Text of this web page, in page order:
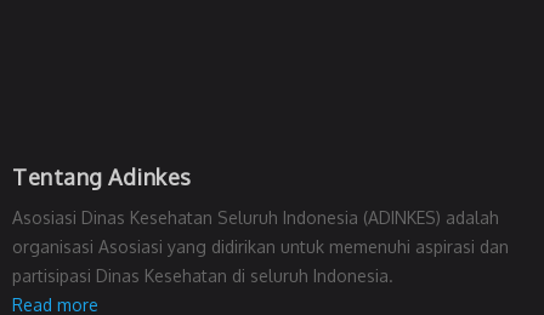
Tentang Adinkes
Asosiasi Dinas Kesehatan Seluruh Indonesia (ADINKES) adalah
organisasi Asosiasi yang didirikan untuk memenuhi aspirasi dan
partisipasi Dinas Kesehatan di seluruh Indonesia.
Read more